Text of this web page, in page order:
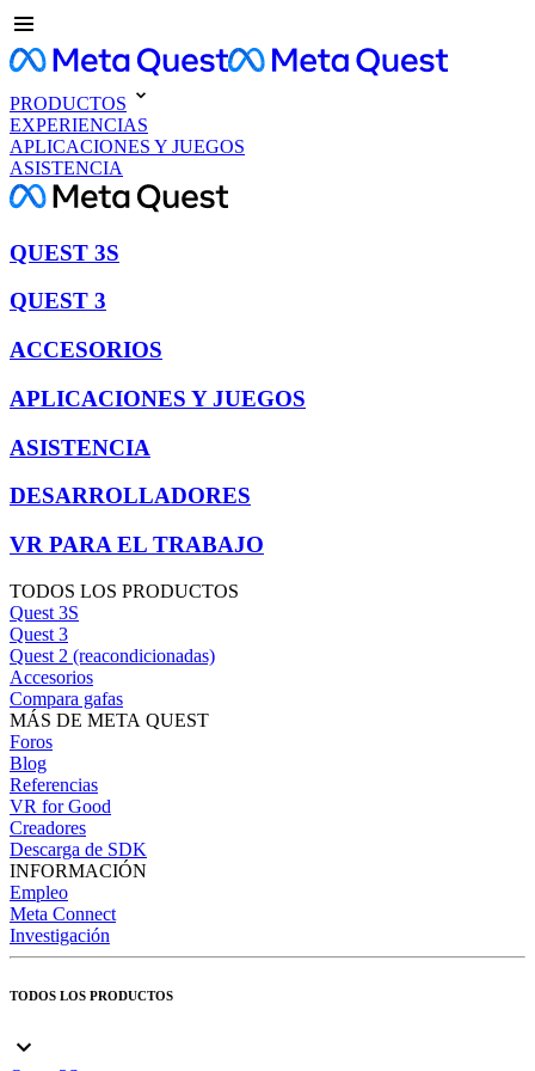
PRODUCTOS
EXPERIENCIAS
APLICACIONES Y JUEGOS
ASISTENCIA
QUEST 3S
QUEST 3
ACCESORIOS
APLICACIONES Y JUEGOS
ASISTENCIA
DESARROLLADORES
VR PARA EL TRABAJO
TODOS LOS PRODUCTOS
Quest 3S
Quest 3
Quest 2 (reacondicionadas)
Accesorios
Compara gafas
MÁS DE META QUEST
Foros
Blog
Referencias
VR for Good
Creadores
Descarga de SDK
INFORMACIÓN
Empleo
Meta Connect
Investigación
TODOS LOS PRODUCTOS